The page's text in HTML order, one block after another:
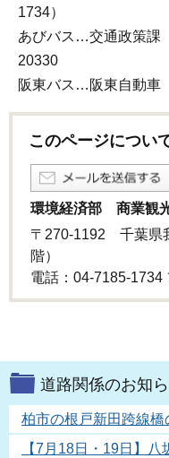
1734）
あびバス…交通政策課
20330
阪東バス…阪東自動
このページについ
環境経済部 商業観
〒270-1192 千葉県
階）
電話：04-7185-1734
道路関係のお知
柏市の根戸新田跨線
【7月18日・19日】